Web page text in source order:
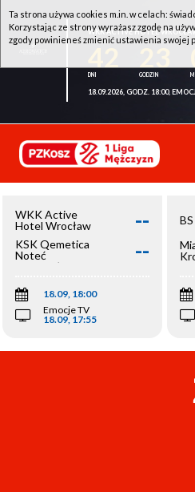
WKK ACTIVE HOTEL
18.09.2026, GODZ. 18:00,
WKK Active
Hotel Wrocław
--
KSK Qemetica
Noteć
Inowrocław
--
18.09, 18:00
Emocje TV
18.09, 17:55
Ta strona używa cookies m.in. w celach:
Korzystając ze strony wyrażasz zgodę na
zgody powinieneś zmienić ustawienia swojej